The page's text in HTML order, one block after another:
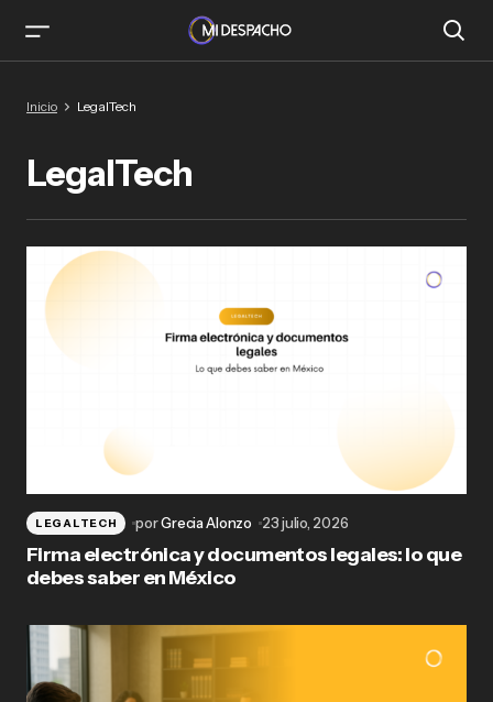
Inicio LegalTech
LegalTech
LEGALTECH porGrecia Alonzo 23 julio, 2026
Firma electrónica y documentos legales: lo que
debes saber en México